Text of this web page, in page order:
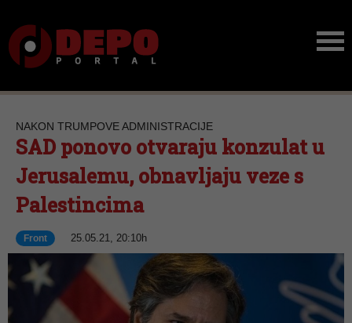
NAKON TRUMPOVE ADMINISTRACIJE
SAD ponovo otvaraju konzulat u
Jerusalemu, obnavljaju veze s
Palestincima
Front 25.05.21, 20:10h